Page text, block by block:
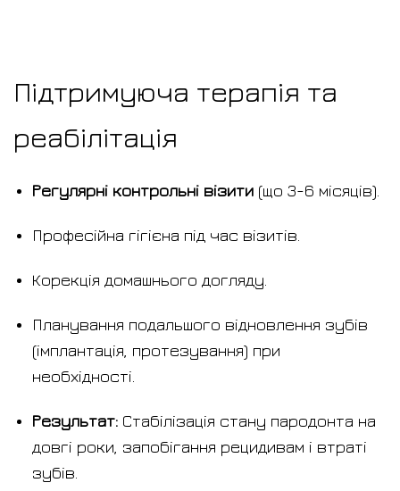
Підтримуюча терапія та
реабілітація
Регулярні контрольні візити(що 3-6 місяців).
Професійна гігієна під час візитів.
Корекція домашнього догляду.
Планування подальшого відновлення зубів
(імплантація, протезування) при
необхідності.
Результат:Стабілізація стану пародонта на
довгі роки, запобігання рецидивам і втраті
зубів.